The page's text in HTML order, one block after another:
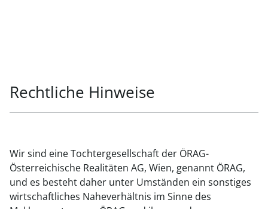
Rechtliche Hinweise
Wir sind eine Tochtergesellschaft der ÖRAG-
Österreichische Realitäten AG, Wien, genannt ÖRAG,
und es besteht daher unter Umständen ein sonstiges
wirtschaftliches Naheverhältnis im Sinne des